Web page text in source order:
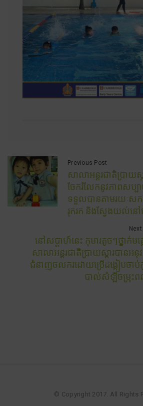
Previous Post
សាលាអន្តរជាតិប្រាយស្ត
ចែករំលែកនូវភាពសប្
ទទួលបានតាមរយៈសកម្
រុករក និងស្វែងយល់នៅ
នៅសប្តាហ៍នេះ កុមារតូចៗថ្នាក់មត្
សាលាអន្តរជាតិប្រាយស្តារបានអនុវ
ជំនាញចលករដោយប្រើដង្កៀបចាប់
បាល់សំឡីចម្រុះ
© Copyright 2017. All Rights